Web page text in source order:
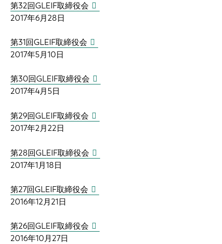
第32回GLEIF取締役会
2017年6月28日
第31回GLEIF取締役会
2017年5月10日
第30回GLEIF取締役会
2017年4月5日
第29回GLEIF取締役会
2017年2月22日
第28回GLEIF取締役会
2017年1月18日
第27回GLEIF取締役会
2016年12月21日
第26回GLEIF取締役会
2016年10月27日